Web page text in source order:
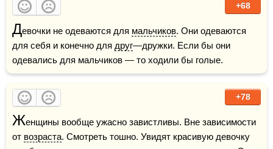
+68
Девочки не одеваются для мальчиков. Они одеваются
для себя и конечно для друг—дружки. Если бы они
одевались для мальчиков — то ходили бы голые.
+78
Женщины вообще ужасно завистливы. Вне зависимости
от возраста. Смотреть тошно. Увидят красивую девочку